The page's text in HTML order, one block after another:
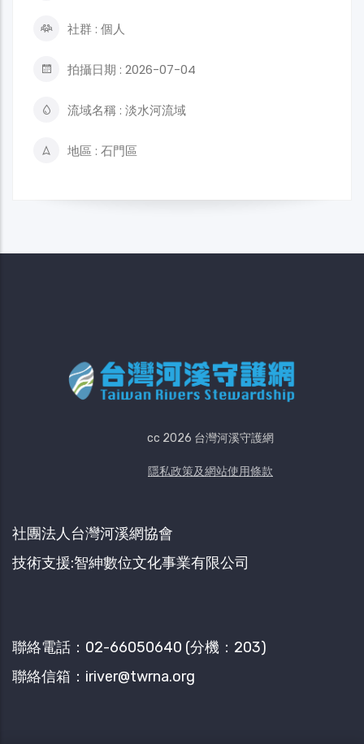
社群 : 個人
拍攝日期 : 2026-07-04
流域名稱 : 淡水河流域
地區 : 石門區
cc 2026 台灣河溪守護網
隱私政策及網站使用條款
社團法人台灣河溪網協會
技術支援:智紳數位文化事業有限公司
聯絡​電話：02-66050640​ (分機：203)
聯絡信箱：iriver@twrna.org